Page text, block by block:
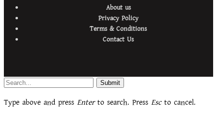
About us
Privacy Policy
Terms & Conditions
Contact Us
Submit
Type above and press Enterto search. Press Escto cancel.